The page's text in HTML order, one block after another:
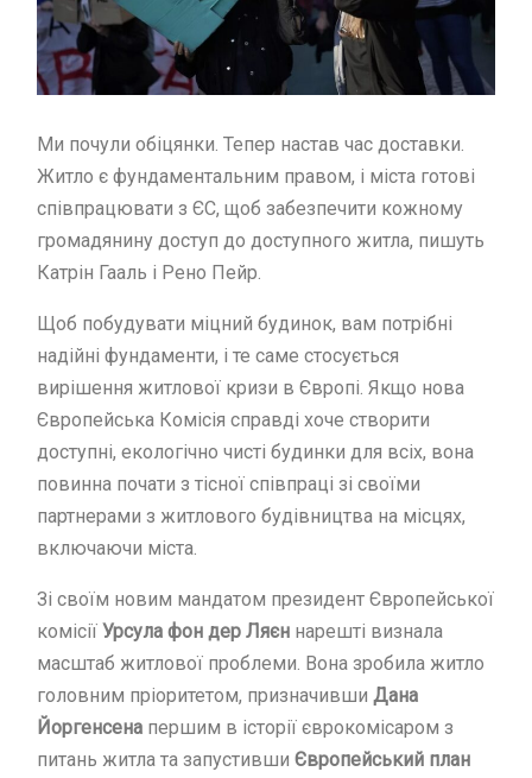
Ми почули обіцянки. Тепер настав час доставки.
Житло є фундаментальним правом, і міста готові
співпрацювати з ЄС, щоб забезпечити кожному
громадянину доступ до доступного житла, пишуть
Катрін Гааль і Рено Пейр.
Щоб побудувати міцний будинок, вам потрібні
надійні фундаменти, і те саме стосується
вирішення житлової кризи в Європі. Якщо нова
Європейська Комісія справді хоче створити
доступні, екологічно чисті будинки для всіх, вона
повинна почати з тісної співпраці зі своїми
партнерами з житлового будівництва на місцях,
включаючи міста.
Зі своїм новим мандатом президент Європейської
комісії Урсула фон дер Ляєн нарешті визнала
масштаб житлової проблеми. Вона зробила житло
головним пріоритетом, призначивши Дана
Йоргенсена першим в історії єврокомісаром з
питань житла та запустивши Європейський план